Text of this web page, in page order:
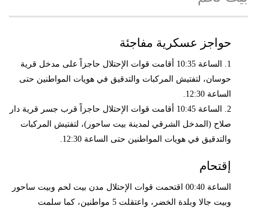
حواجز عسكرية مفاجئة
1. الساعة 10:35 أقامت قوات الإحتلال حاجزاً على مدخل قرية
حوسان، لتفتيش المركبات والتدقيق في هويات المواطنين حتى
الساعة 12:30.
2. الساعة 10:45 أقامت قوات الإحتلال حاجزاً قرب جسر قرية دار
صلاح (المدخل الشرقي لمدينة بيت ساحور)، لتفتيش المركبات
والتدقيق في هويات المواطنين حتى الساعة 12:30.
إقتحام
الساعة 00:40 اقتحمت قوات الإحتلال مدن بيت لحم وبيت ساحور
وبيت جالا وبلدة الخضر، واعتقلت 5 مواطنين، كما سلمت